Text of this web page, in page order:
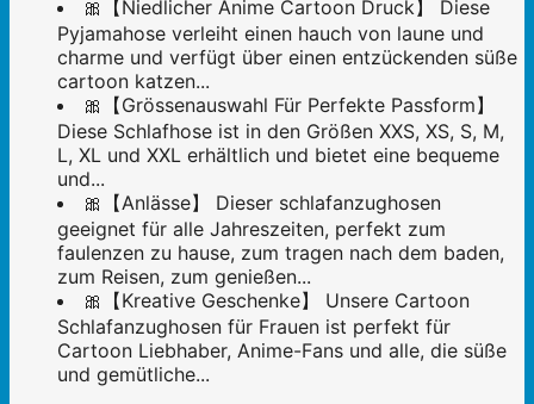
🎀【Niedlicher Anime Cartoon Druck】 Diese
Pyjamahose verleiht einen hauch von laune und
charme und verfügt über einen entzückenden süße
cartoon katzen...
🎀【Grössenauswahl Für Perfekte Passform】
Diese Schlafhose ist in den Größen XXS, XS, S, M,
L, XL und XXL erhältlich und bietet eine bequeme
und...
🎀【Anlässe】 Dieser schlafanzughosen
geeignet für alle Jahreszeiten, perfekt zum
faulenzen zu hause, zum tragen nach dem baden,
zum Reisen, zum genießen...
🎀【Kreative Geschenke】 Unsere Cartoon
Schlafanzughosen für Frauen ist perfekt für
Cartoon Liebhaber, Anime-Fans und alle, die süße
und gemütliche...